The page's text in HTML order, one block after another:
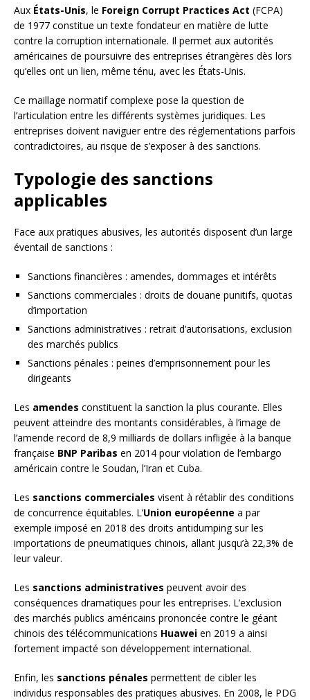
Aux États-Unis, le Foreign Corrupt Practices Act (FCPA)
de 1977 constitue un texte fondateur en matière de lutte
contre la corruption internationale. Il permet aux autorités
américaines de poursuivre des entreprises étrangères dès lors
qu’elles ont un lien, même ténu, avec les États-Unis.
Ce maillage normatif complexe pose la question de
l’articulation entre les différents systèmes juridiques. Les
entreprises doivent naviguer entre des réglementations parfois
contradictoires, au risque de s’exposer à des sanctions.
Typologie des sanctions
applicables
Face aux pratiques abusives, les autorités disposent d’un large
éventail de sanctions :
Sanctions financières : amendes, dommages et intérêts
Sanctions commerciales : droits de douane punitifs, quotas
d’importation
Sanctions administratives : retrait d’autorisations, exclusion
des marchés publics
Sanctions pénales : peines d’emprisonnement pour les
dirigeants
Les amendes constituent la sanction la plus courante. Elles
peuvent atteindre des montants considérables, à l’image de
l’amende record de 8,9 milliards de dollars infligée à la banque
française BNP Paribas en 2014 pour violation de l’embargo
américain contre le Soudan, l’Iran et Cuba.
Les sanctions commerciales visent à rétablir des conditions
de concurrence équitables. L’Union européenne a par
exemple imposé en 2018 des droits antidumping sur les
importations de pneumatiques chinois, allant jusqu’à 22,3% de
leur valeur.
Les sanctions administratives peuvent avoir des
conséquences dramatiques pour les entreprises. L’exclusion
des marchés publics américains prononcée contre le géant
chinois des télécommunications Huawei en 2019 a ainsi
fortement impacté son développement international.
Enfin, les sanctions pénales permettent de cibler les
individus responsables des pratiques abusives. En 2008, le PDG